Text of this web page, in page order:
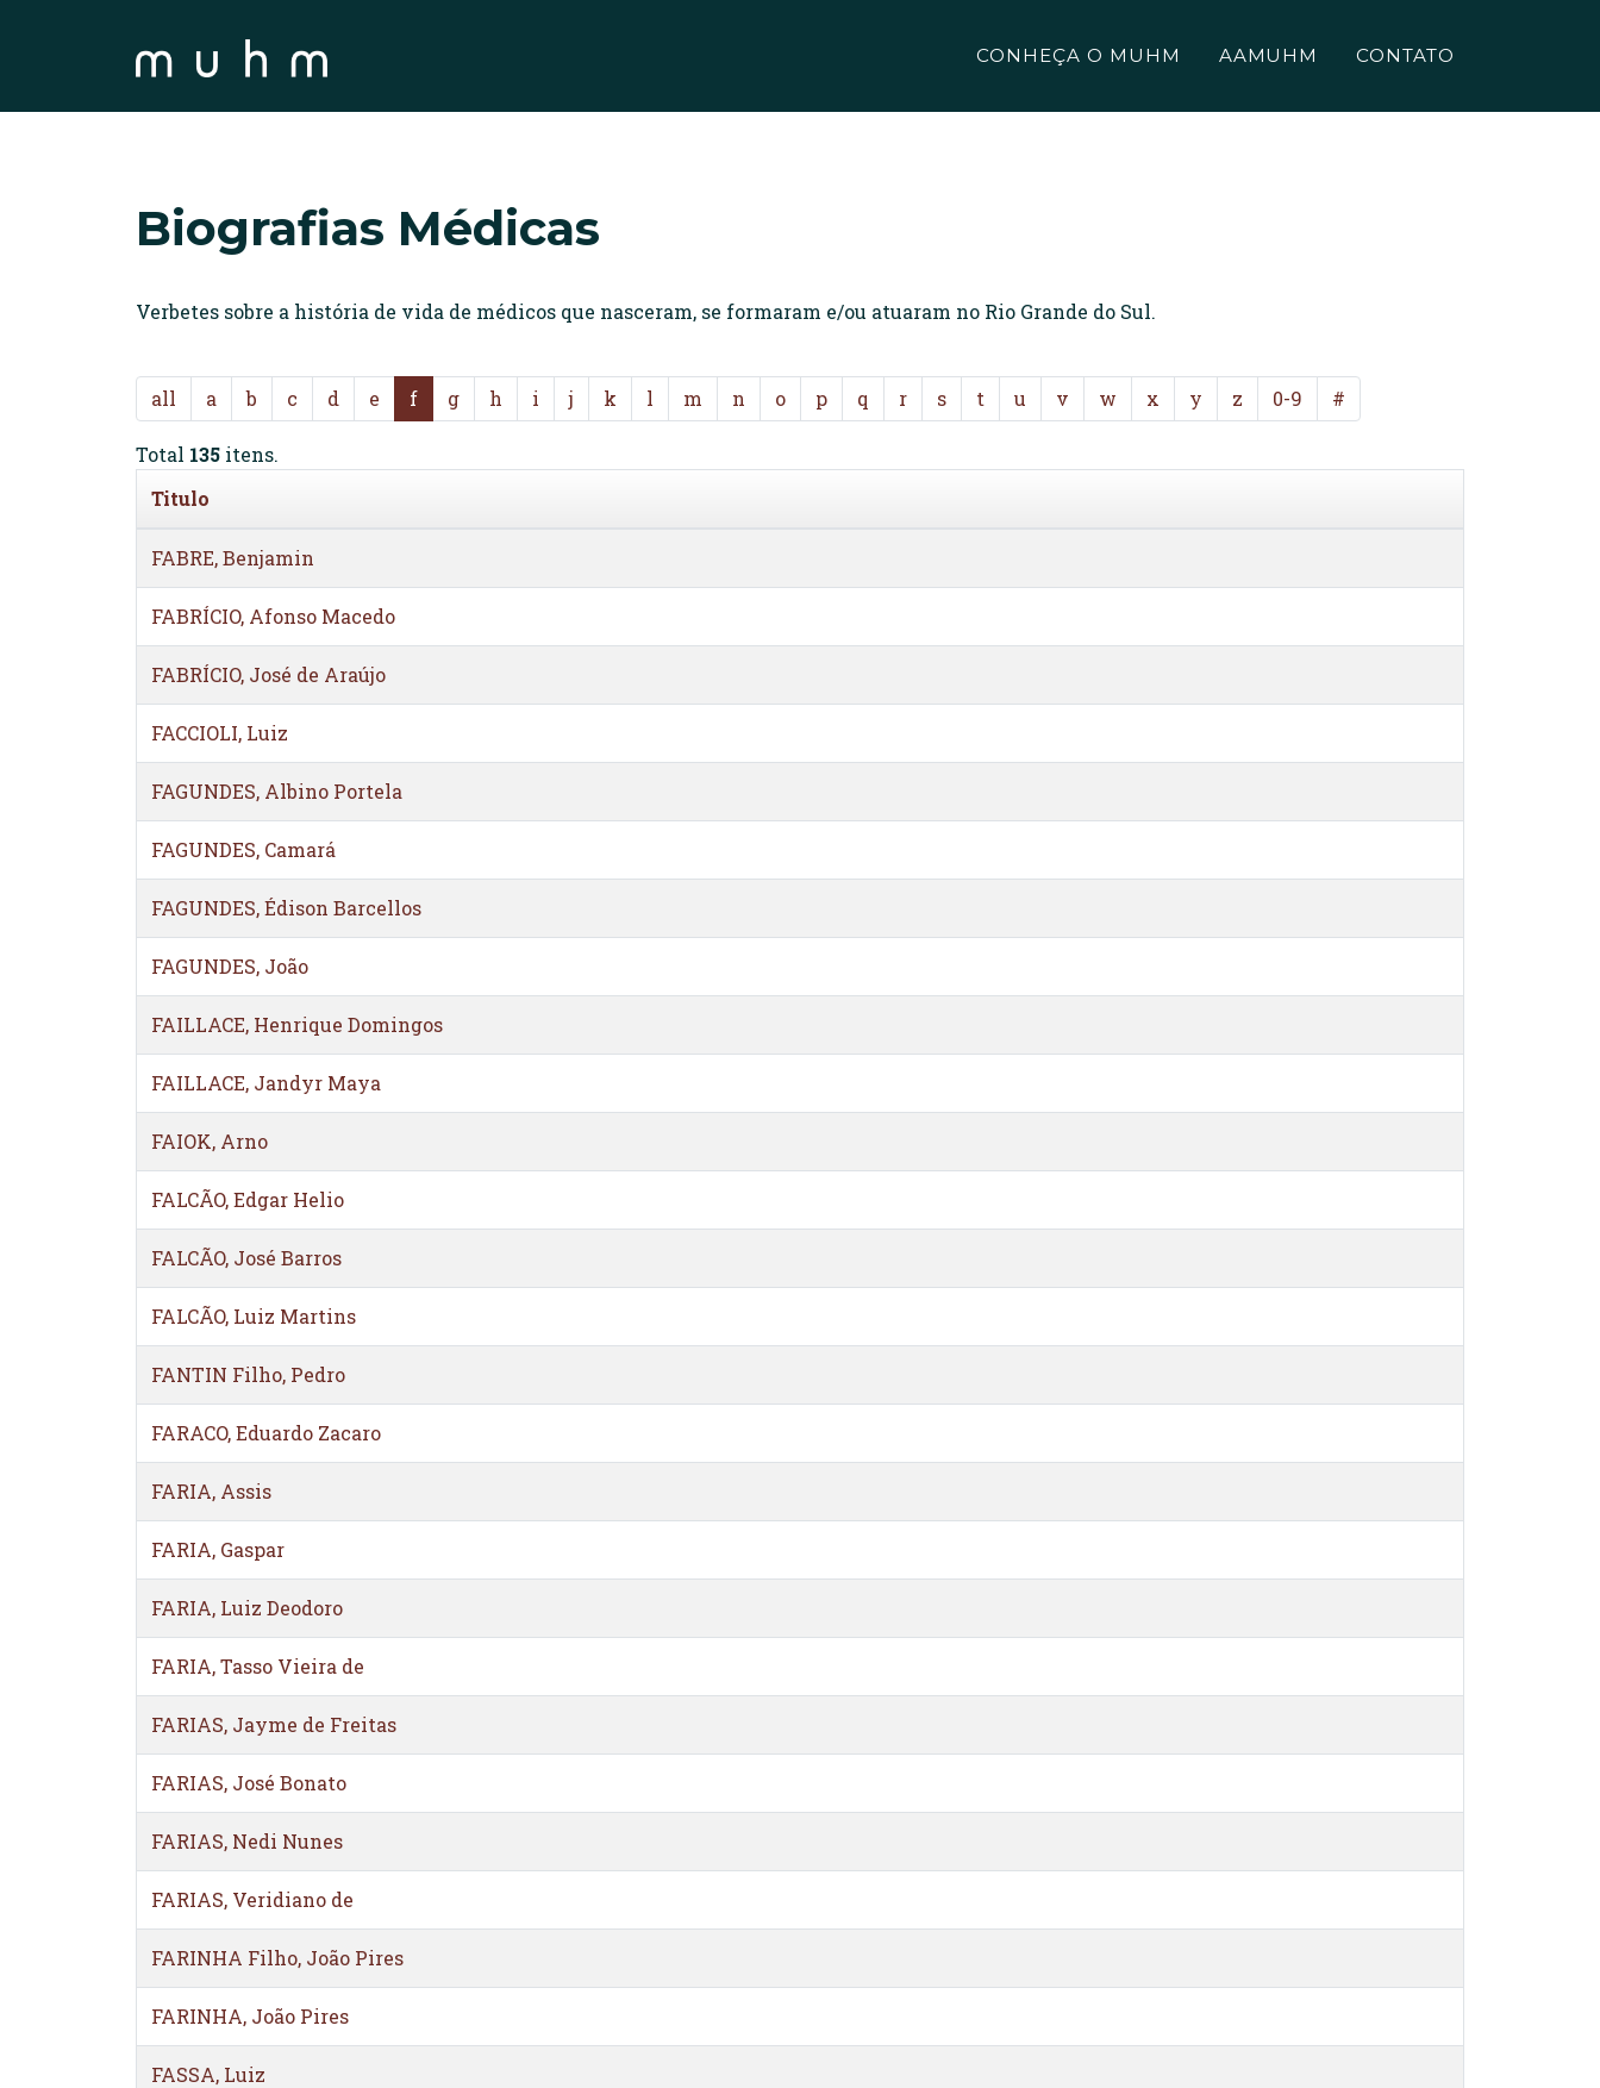
CONHEÇA O MUHM AAMUHM CONTATO
Biografias Médicas
Verbetes sobre a história de vida de médicos que nasceram, se formaram e/ou atuaram no Rio Grande do Sul.
all a b c d e f g h i j k l m n o p q r s t u v w x y z 0-9 #
Total 135 itens.
Titulo
FABRE, Benjamin
FABRÍCIO, Afonso Macedo
FABRÍCIO, José de Araújo
FACCIOLI, Luiz
FAGUNDES, Albino Portela
FAGUNDES, Camará
FAGUNDES, Édison Barcellos
FAGUNDES, João
FAILLACE, Henrique Domingos
FAILLACE, Jandyr Maya
FAIOK, Arno
FALCÃO, Edgar Helio
FALCÃO, José Barros
FALCÃO, Luiz Martins
FANTIN Filho, Pedro
FARACO, Eduardo Zacaro
FARIA, Assis
FARIA, Gaspar
FARIA, Luiz Deodoro
FARIA, Tasso Vieira de
FARIAS, Jayme de Freitas
FARIAS, José Bonato
FARIAS, Nedi Nunes
FARIAS, Veridiano de
FARINHA Filho, João Pires
FARINHA, João Pires
FASSA, Luiz